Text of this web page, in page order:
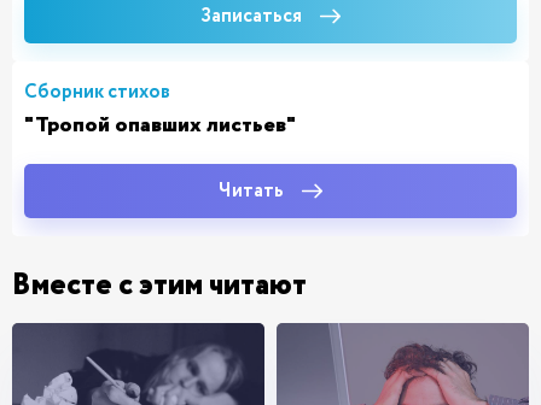
Записаться
Сборник стихов
"Тропой опавших листьев"
Читать
Вместе с этим читают